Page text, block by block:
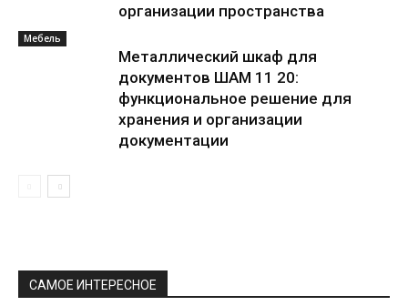
организации пространства
Мебель
Металлический шкаф для
документов ШАМ 11 20:
функциональное решение для
хранения и организации
документации
САМОЕ ИНТЕРЕСНОЕ